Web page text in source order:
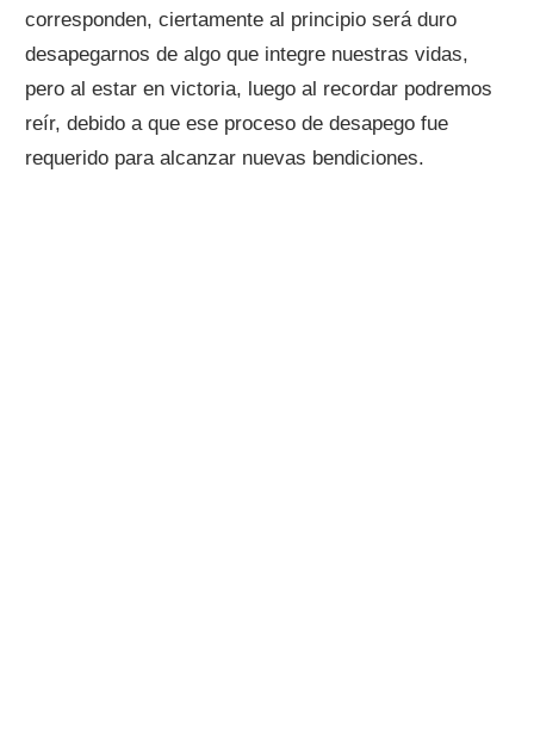
corresponden, ciertamente al principio será duro
desapegarnos de algo que integre nuestras vidas,
pero al estar en victoria, luego al recordar podremos
reír, debido a que ese proceso de desapego fue
requerido para alcanzar nuevas bendiciones.